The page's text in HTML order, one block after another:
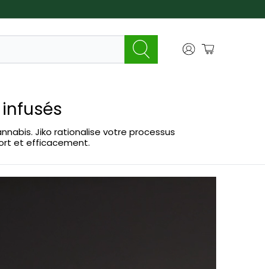
Jiko rationalise votre processus
et efficacement.